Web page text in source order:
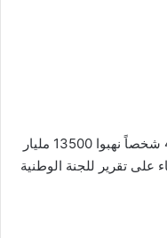
أكد الرئيس التونسي قيس سعيّد أن 460 شخصاً نهبوا 13500 مليار
بناء على تقرير للجنة الوطنية